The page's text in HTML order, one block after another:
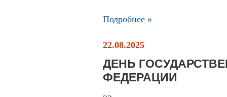
Подробнее »
22.08.2025
ДЕНЬ
ФЕДЕРАЦИИ